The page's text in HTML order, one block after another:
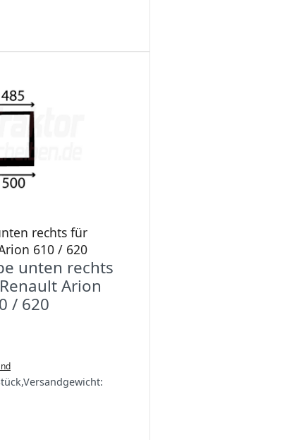
rechts für
610 / 620
unten rechts
Arion
/ 620
,Versandgewicht: